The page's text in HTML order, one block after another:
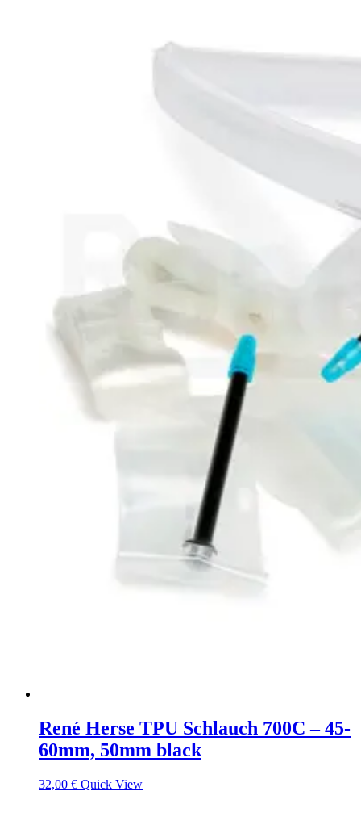
René Herse TPU Schlauch 700C – 45-
60mm, 50mm black
32,00 € Quick View